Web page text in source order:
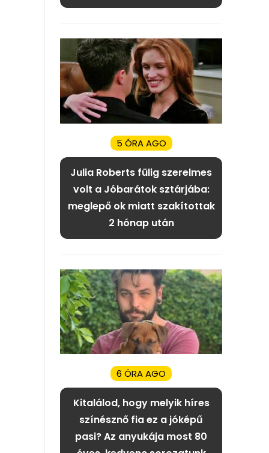
5 ÓRA AGO
Julia Roberts fülig szerelmes
volt a Jóbarátok sztárjába:
meglepő ok miatt szakítottak
2 hónap után
6 ÓRA AGO
Kitalálod, hogy melyik híres
színésznő fia ez a jóképű
pasi? Az anyukája most 80